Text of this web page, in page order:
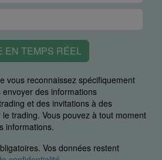
EN TEMPS RÉEL
vous reconnaissez spécifiquement
des informations
et des invitations à des
trading. Vous pouvez à tout moment
informations.
Vos données restent